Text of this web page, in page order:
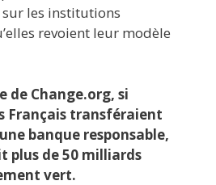
les institutions
revoient leur modèle
de Change.org, si
Français transféraient
banque responsable,
plus de 50 milliards
vert.